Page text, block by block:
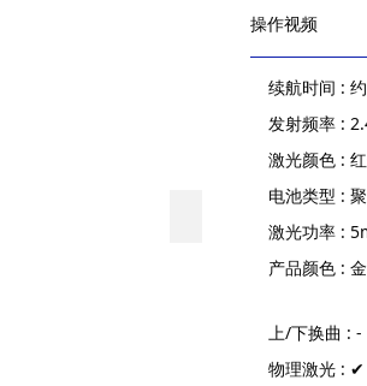
操作视频
续航时间 :
发射频率 :
激光颜色 :
电池类型 :
激光功率 :
产品颜色 :
上/下换曲 : -
物理激光 : ✔